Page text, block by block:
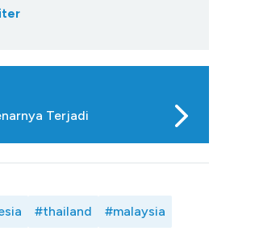
Terjadi
#thailand #malaysia